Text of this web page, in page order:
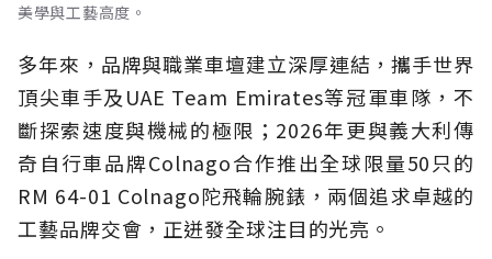
美學與工藝高度。
多年來，品牌與職業車壇建立深厚連結，攜手世界
頂尖車手及UAE Team Emirates等冠軍車隊，不
斷探索速度與機械的極限；2026年更與義大利傳
奇自行車品牌Colnago合作推出全球限量50只的
RM 64-01 Colnago陀飛輪腕錶，兩個追求卓越的
工藝品牌交會，正迸發全球注目的光亮。